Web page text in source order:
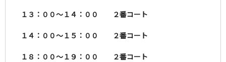
１３：００～１４：００ ２番コート
１４：００～１５：００ ２番コート
１８：００～１９：００ ２番コート